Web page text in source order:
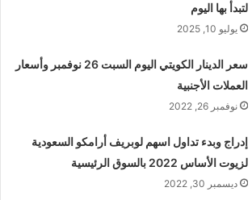
لتبدأ بها اليوم
يوليو 10, 2025
سعر الدينار الكويتي اليوم السبت 26 نوفمبر وأسعار
العملات الأجنبية
نوفمبر 26, 2022
إدراج وبدء تداول اسهم لوبريف أرامكو السعودية
لزيوت الأساس 2022 بالسوق الرئيسية
ديسمبر 30, 2022